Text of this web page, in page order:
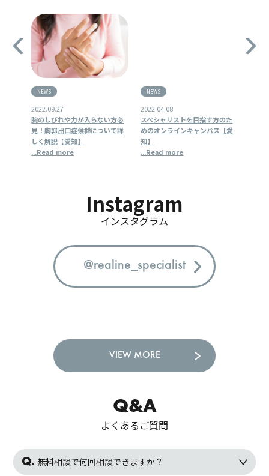
NEWS
2022.09.27
腕のしびれや力が入らない方必
見！胸郭出口症候群について詳
しく解説【愛知】
...Read more
NEWS
2022.04.08
スペシャリストを目指す方のた
めのオンラインキャンパス【愛
知】
...Read more
Instagram
インスタグラム
@realine_specialist
VIEW MORE
Q&A
よくあるご質問
無料相談で何回相談できますか？